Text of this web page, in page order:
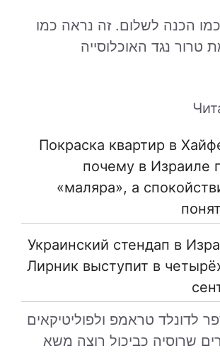
הכנה לשלום. זה נראה כמו
נגד האוכלוסייה
Покраска квартир в
почему в Израиле
«маляра», а
Украинский стендап в
Лирник выступит в
לדונלד טראמפ ולפוליטיקאים
שרוסיה כביכול רוצה משא